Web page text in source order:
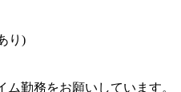
り)
勤務をお願いしています。